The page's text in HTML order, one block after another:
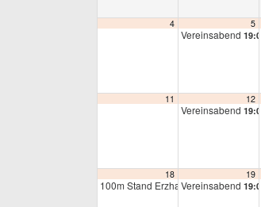
4 5
Vereinsabend 19:00
11 12
Vereinsabend 19:00
18
100m Stand Erzhausen17:00
19
Vereinsabend 19:00